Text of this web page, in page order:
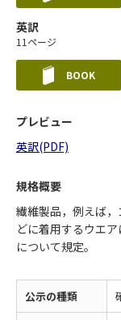
英訳
11ページ
BOOK
プレビュー
英訳(PDF)
規格概要
繊維製品，例えば
どに着用するウエ
について規定。
公示の種類